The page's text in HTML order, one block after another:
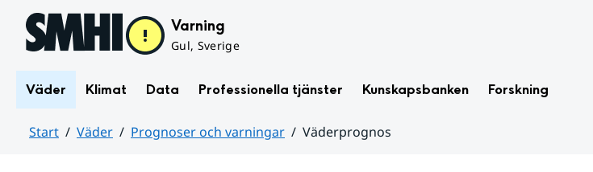
Hoppa till sidans innehåll Varning
Gul, Sverige
Väder Klimat Data Professionella tjänster Kunskapsbanken Forskning
Start Väder Prognoser och varningar
Väderprognos
varningar